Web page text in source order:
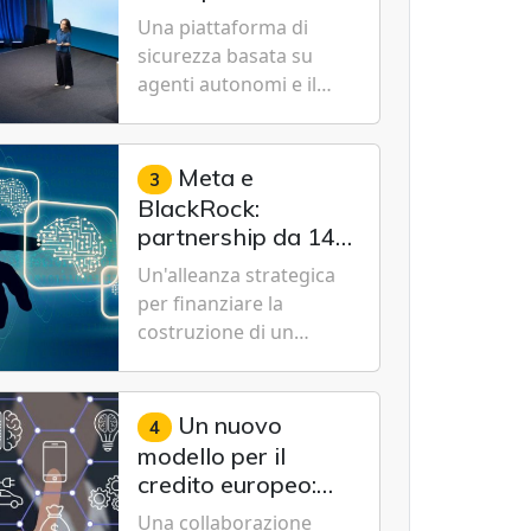
Cybersecurity.
nuovo modello IA
specializzato per la
cybersecurity
Una piattaforma di
sicurezza basata su
agenti autonomi e il
Cyber-1-Flash per
consentire alle
organizzazioni di
passare da una difesa
reattiva a una strategia
di gestione continua del
rischio.
3 Meta e
BlackRock:
partnership da 14
miliardi di dollari
per un data center
da record in Texas
Un'alleanza strategica
per finanziare la
costruzione di un
1 gigawatt a El Paso,
volto a sostenere le
future ambizioni di
superintelligenza e
intelligenza artificiale
4 Un nuovo
modello per il
credito europeo:
UniCredit,
Una collaborazione